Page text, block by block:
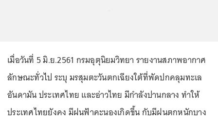
เมื่อวันที่ 5 มิ.ย.2561 กรมอุตุนิยมวิทยา รายงานสภาพอากาศ
ลักษณะทั่วไป ระบุ มรสุมตะวันตกเฉียงใต้ที่พัดปกคลุมทะเล
อันดามัน ประเทศไทย และอ่าวไทย มีกำลังปานกลาง ทำให้
ประเทศไทยยังคง มีฝนฟ้าคะนองเกิดขึ้น กับมีฝนตกหนักบาง